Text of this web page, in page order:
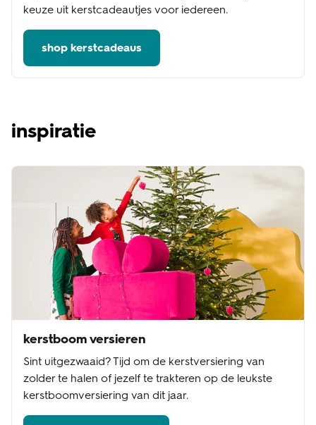
keuze uit kerstcadeautjes voor iedereen.
shop kerstcadeaus
inspiratie
kerstboom versieren
Sint uitgezwaaid? Tijd om de kerstversiering van
zolder te halen of jezelf te trakteren op de leukste
kerstboomversiering van dit jaar.